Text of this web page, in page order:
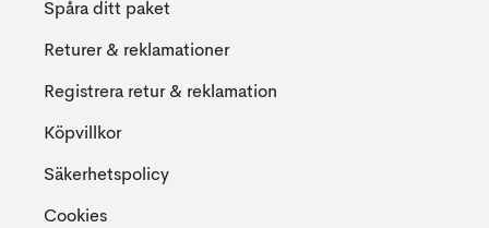
Spåra ditt paket
Returer & reklamationer
Registrera retur & reklamation
Köpvillkor
Säkerhetspolicy
Cookies